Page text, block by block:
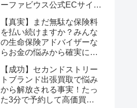
ーファビウス公式ECサイト
クション金賞の秘密を公開
【真実】まだ無駄な保険料
を払い続けますか？みんな
の生命保険アドバイザーな
らお金の悩みから確実に解
【成功】セカンドストリー
トブランド出張買取で悩み
から解放される事実！たっ
た3分で予約して高価買取